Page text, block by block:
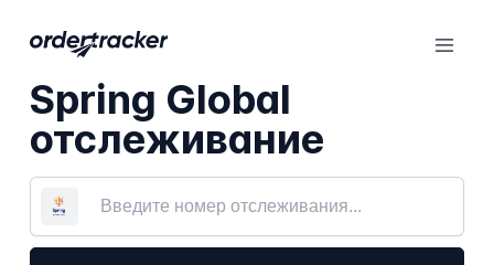
Spring Global
отслеживание